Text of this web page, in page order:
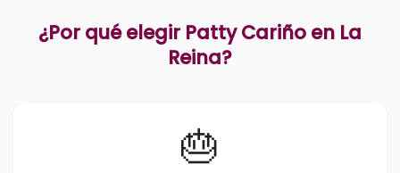
¿Por qué elegir Patty Cariño en La
Reina?
🎂